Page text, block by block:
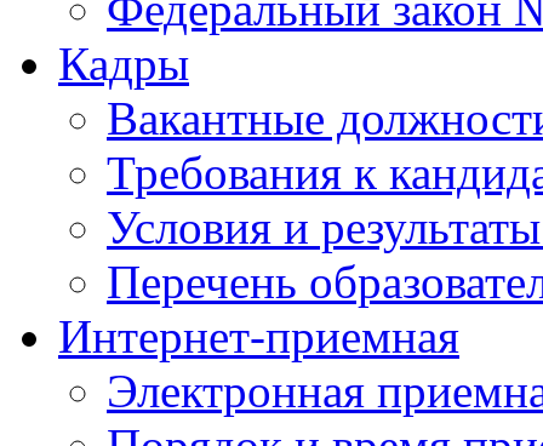
Кадры
Вакантные
Требования к
Условия и
Перечень
Интернет-приемная
Электронная